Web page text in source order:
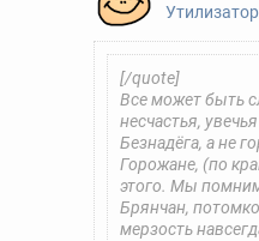
Утилизатор
[/quote]
Все может быть
несчастья,
Безнадёга, а не
Горожане, (по
этого. Мы
Брянчан,
мерзость